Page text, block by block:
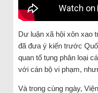
Dư luận xã hội xôn xao
đã đưa ý kiến trước
quan tố tụng phân loại
với cán bộ vi phạm,
Và trong cùng ngày,